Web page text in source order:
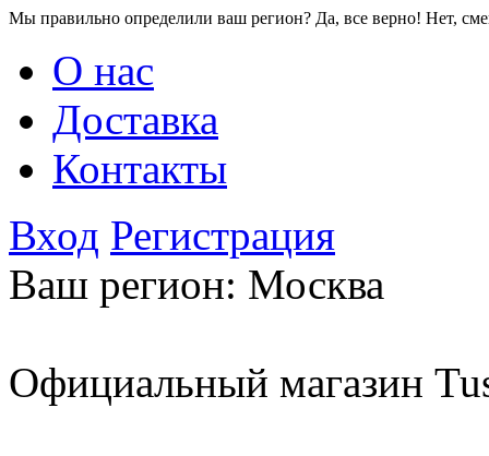
Мы правильно определили ваш регион? Да, все верно! Нет,
О нас
Доставка
Контакты
Вход Регистрация
Ваш регион: Москва
Официальный магазин